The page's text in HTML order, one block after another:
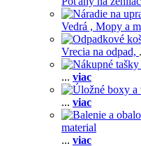
Vedrá , Mopy a
Vrecia na odpad,
... viac
... viac
material
... viac